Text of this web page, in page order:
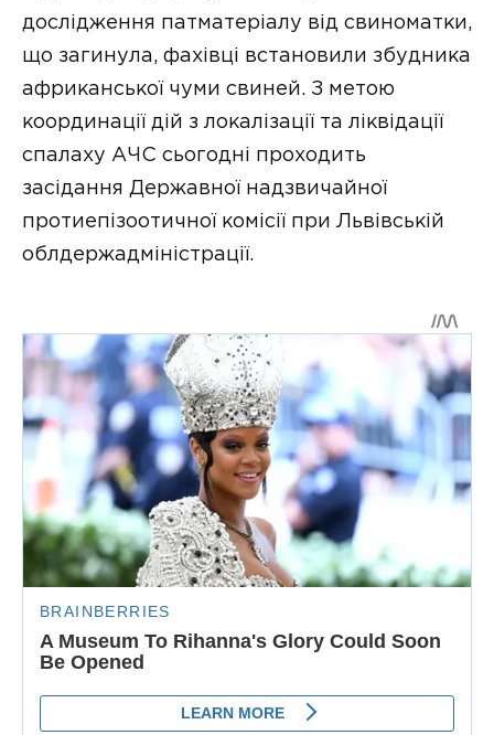
дослідження патматеріалу від свиноматки,
що загинула, фахівці встановили збудника
африканської чуми свиней. З метою
координації дій з локалізації та ліквідації
спалаху АЧС сьогодні проходить
засідання Державної надзвичайної
протиепізоотичної комісії при Львівській
облдержадміністрації.